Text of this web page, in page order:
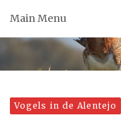
Main Menu
Vogels in de Alentejo